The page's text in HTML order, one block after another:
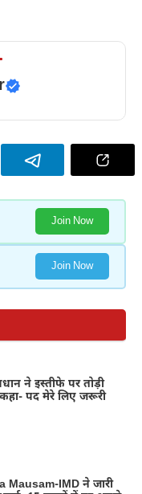
Join Now
Join Now
ने इस्तीफे पर तोड़ी
पद मेरे लिए जरूरी
Mausam-IMD ने जारी